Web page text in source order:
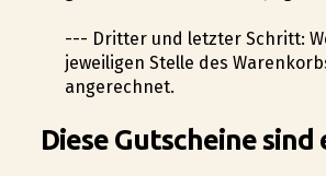
--- Dritter und letzter Schritt:
jeweiligen Stelle des
angerechnet.
Diese Gutscheine